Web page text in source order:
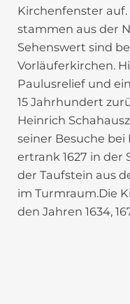
Kirchenfenster
stammen aus der
Sehenswert sind
Vorläufer­kirchen.
Paulusrelief und
15 Jahrhundert
Heinrich
seiner Besuche
ertrank 1627 in der
der Taufstein aus
im Turmraum.Die
den Jahren 1634,